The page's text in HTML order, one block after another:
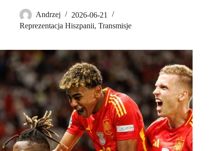
Andrzej
2026-06-21
Reprezentacja Hiszpanii, Transmisje